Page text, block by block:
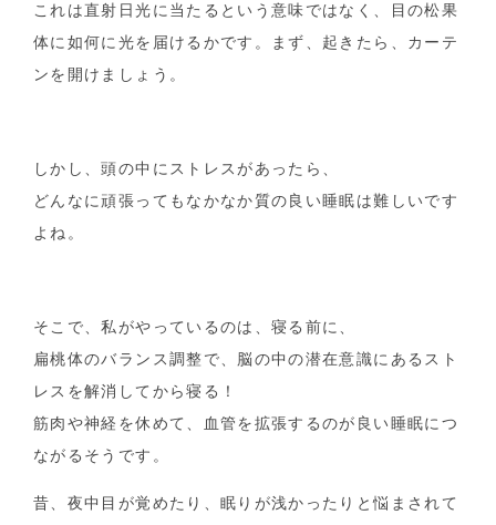
これは直射日光に当たるという意味ではなく、目の松果
体に如何に光を届けるかです。まず、起きたら、カーテ
ンを開けましょう。
しかし、頭の中にストレスがあったら、
どんなに頑張ってもなかなか質の良い睡眠は難しいです
よね。
そこで、私がやっているのは、寝る前に、
扁桃体のバランス調整で、脳の中の潜在意識にあるスト
レスを解消してから寝る！
筋肉や神経を休めて、血管を拡張するのが良い睡眠につ
ながるそうです。
昔、夜中目が覚めたり、眠りが浅かったりと悩まされて